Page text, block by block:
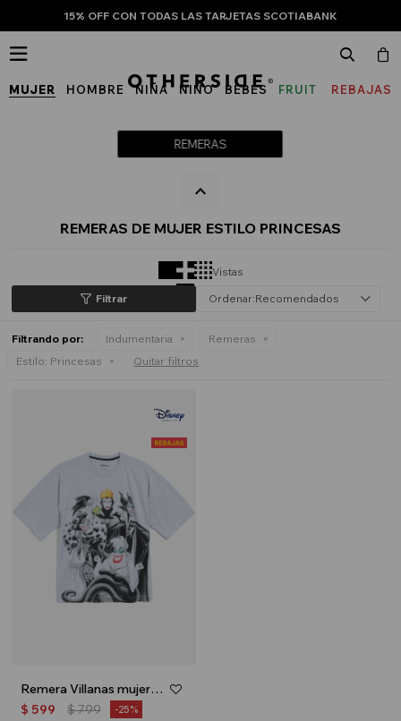
15% OFF CON TODAS LAS TARJETAS SCOTIABANK
MUJER HOMBRE NIÑA NIÑO BEBÉS
FRUIT
REBAJAS

REMERAS
REMERAS DE MUJER ESTILO PRINCESAS
Vistas
Recomendados
Filtrando por: Indumentaria
Remeras
Estilo: Princesas Quitar filtros
Remera Villanas mujer - Gris
$ 599 $799 25